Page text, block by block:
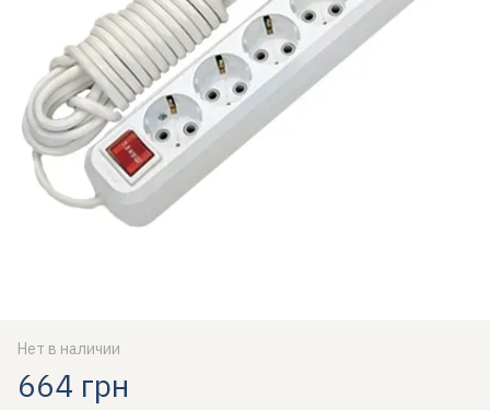
Нет в наличии
664 грн